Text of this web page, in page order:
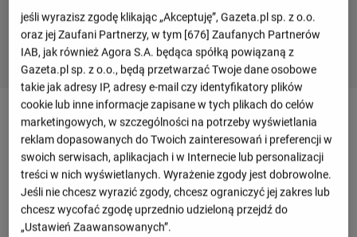
Relacja z meczu Chapecoense AF - Red Bull
Bragantino
Odśwież
90+ 11'
jeśli wyrazisz zgodę klikając „Akceptuję”, Gazeta.pl sp. z o.o.
oraz jej Zaufani Partnerzy, w tym [676] Zaufanych Partnerów
IAB, jak również Agora S.A. będąca spółką powiązaną z
Gazeta.pl sp. z o.o., będą przetwarzać Twoje dane osobowe
takie jak adresy IP, adresy e-mail czy identyfikatory plików
cookie lub inne informacje zapisane w tych plikach do celów
marketingowych, w szczególności na potrzeby wyświetlania
reklam dopasowanych do Twoich zainteresowań i preferencji w
swoich serwisach, aplikacjach i w Internecie lub personalizacji
treści w nich wyświetlanych. Wyrażenie zgody jest dobrowolne.
Jeśli nie chcesz wyrazić zgody, chcesz ograniczyć jej zakres lub
chcesz wycofać zgodę uprzednio udzieloną przejdź do
„Ustawień Zaawansowanych”.